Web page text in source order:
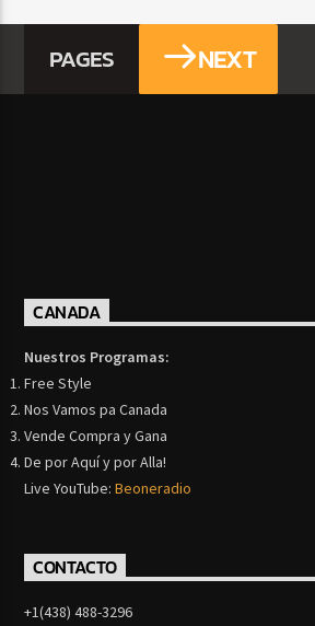
PAGES NEXT
CANADA
Nuestros Programas:
Free Style
Nos Vamos pa Canada
Vende Compra y Gana
De por Aquí y por Alla!
Live YouTube:Beoneradio
CONTACTO
+1(438) 488-3296